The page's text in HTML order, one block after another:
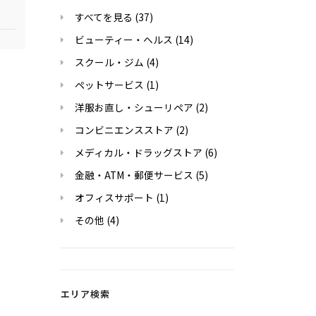
すべてを見る (37)
ビューティー・ヘルス (14)
スクール・ジム (4)
ペットサービス (1)
洋服お直し・シューリペア (2)
コンビニエンスストア (2)
メディカル・ドラッグストア (6)
金融・ATM・郵便サービス (5)
オフィスサポート (1)
その他 (4)
エリア検索